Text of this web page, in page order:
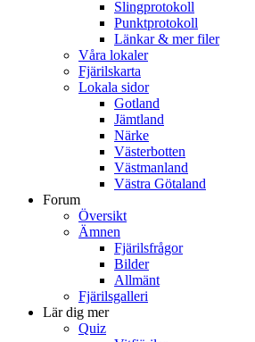
Slingprotokoll
Punktprotokoll
Länkar & mer filer
Våra lokaler
Fjärilskarta
Lokala sidor
Gotland
Jämtland
Närke
Västerbotten
Västmanland
Västra Götaland
Forum
Översikt
Ämnen
Fjärilsfrågor
Bilder
Allmänt
Fjärilsgalleri
Lär dig mer
Quiz